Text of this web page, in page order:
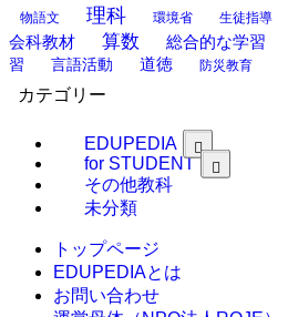
物語文 理科 環境省 生徒指導
会科教材
算数 総合的な学習
習
言語活動 道徳 防災教育
カテゴリー
EDUPEDIA
for STUDENT
その他教科
未分類
トップページ
EDUPEDIAとは
お問い合わせ